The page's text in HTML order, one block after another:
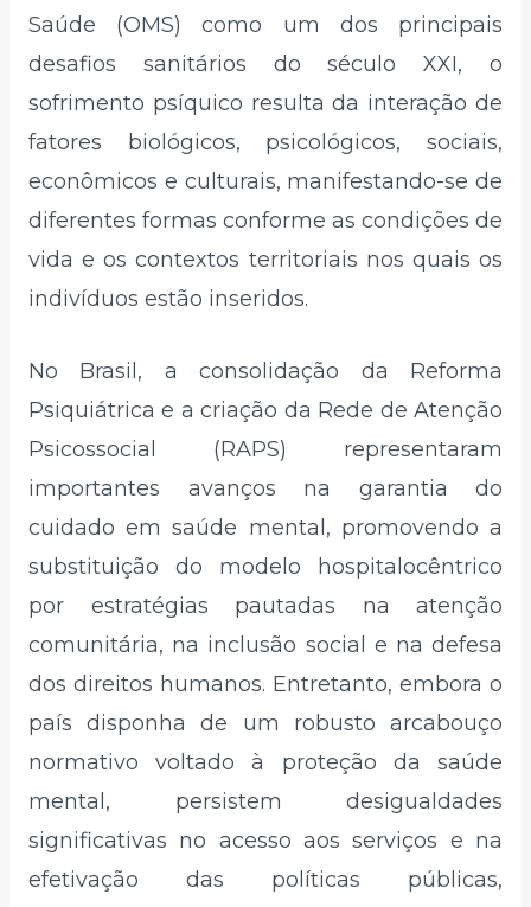
Saúde (OMS) como um dos principais
desafios sanitários do século XXI, o
sofrimento psíquico resulta da interação de
fatores biológicos, psicológicos, sociais,
econômicos e culturais, manifestando-se de
diferentes formas conforme as condições de
vida e os contextos territoriais nos quais os
indivíduos estão inseridos.
No Brasil, a consolidação da Reforma
Psiquiátrica e a criação da Rede de Atenção
Psicossocial (RAPS) representaram
importantes avanços na garantia do
cuidado em saúde mental, promovendo a
substituição do modelo hospitalocêntrico
por estratégias pautadas na atenção
comunitária, na inclusão social e na defesa
dos direitos humanos. Entretanto, embora o
país disponha de um robusto arcabouço
normativo voltado à proteção da saúde
mental, persistem desigualdades
significativas no acesso aos serviços e na
efetivação das políticas públicas,